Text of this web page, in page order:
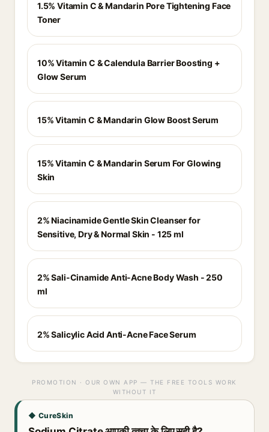
1.5% Vitamin C & Mandarin Pore Tightening Face
Toner
10% Vitamin C & Calendula Barrier Boosting +
Glow Serum
15% Vitamin C & Mandarin Glow Boost Serum
15% Vitamin C & Mandarin Serum For Glowing
Skin
2% Niacinamide Gentle Skin Cleanser for
Sensitive, Dry & Normal Skin - 125 ml
2% Sali-Cinamide Anti-Acne Body Wash - 250
ml
2% Salicylic Acid Anti-Acne Face Serum
PROMOTION · OUR OWN APP — THE FREE TOOLS WORK
WITHOUT IT
◆ CureSkin